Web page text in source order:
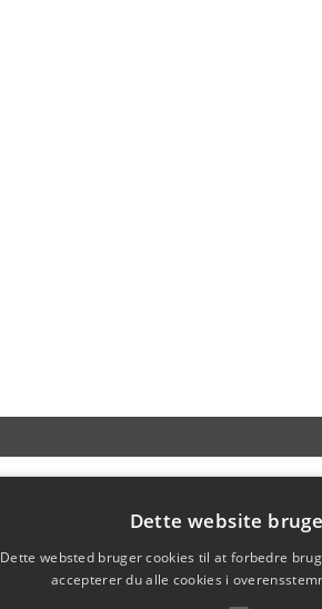
Dette website
Dette websted bruger cookies til at forbedre
accepterer du alle cookies i